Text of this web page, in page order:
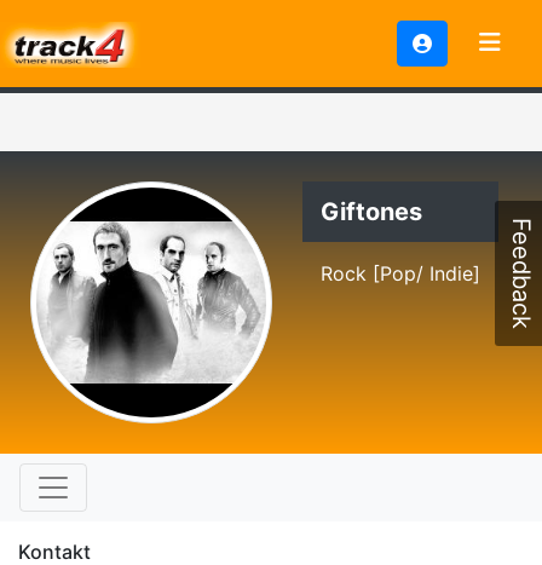
Giftones
Rock [Pop/ Indie]
Kontakt
Feedback